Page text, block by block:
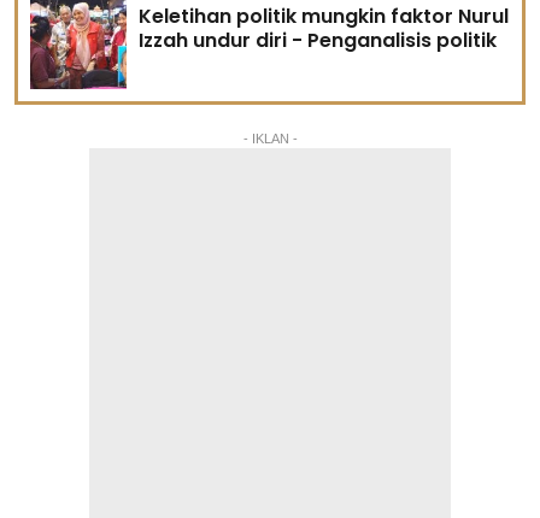
Keletihan politik mungkin faktor Nurul
Izzah undur diri - Penganalisis politik
- IKLAN -